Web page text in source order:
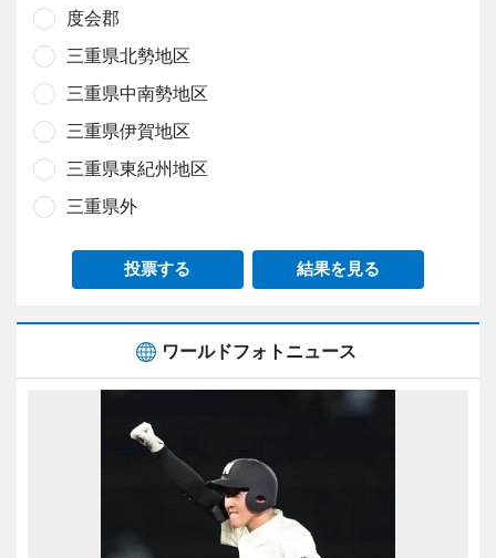
度会郡
三重県北勢地区
三重県中南勢地区
三重県伊賀地区
三重県東紀州地区
三重県外
投票する 結果を見る
ワールドフォトニュース